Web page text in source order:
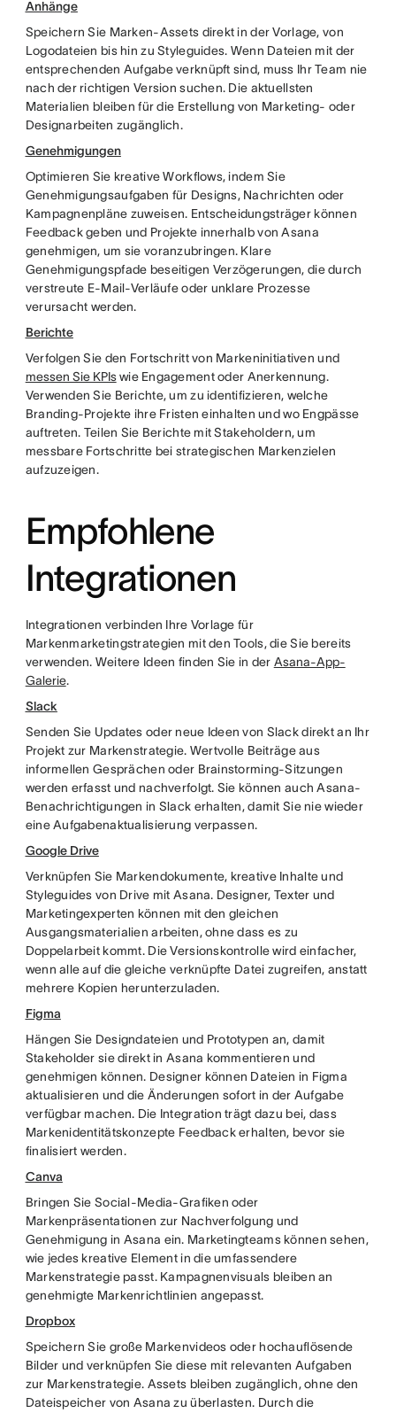
Anhänge
Speichern Sie Marken-Assets direkt in der Vorlage, von
Logodateien bis hin zu Styleguides. Wenn Dateien mit der
entsprechenden Aufgabe verknüpft sind, muss Ihr Team nie
nach der richtigen Version suchen. Die aktuellsten
Materialien bleiben für die Erstellung von Marketing- oder
Designarbeiten zugänglich.
Genehmigungen
Optimieren Sie kreative Workflows, indem Sie
Genehmigungsaufgaben für Designs, Nachrichten oder
Kampagnenpläne zuweisen. Entscheidungsträger können
Feedback geben und Projekte innerhalb von Asana
genehmigen, um sie voranzubringen. Klare
Genehmigungspfade beseitigen Verzögerungen, die durch
verstreute E-Mail-Verläufe oder unklare Prozesse
verursacht werden.
Berichte
Verfolgen Sie den Fortschritt von Markeninitiativen und
messen Sie KPIswie Engagement oder Anerkennung.
Verwenden Sie Berichte, um zu identifizieren, welche
Branding-Projekte ihre Fristen einhalten und wo Engpässe
auftreten. Teilen Sie Berichte mit Stakeholdern, um
messbare Fortschritte bei strategischen Markenzielen
aufzuzeigen.
Empfohlene
Integrationen
Integrationen verbinden Ihre Vorlage für
Markenmarketingstrategien mit den Tools, die Sie bereits
verwenden. Weitere Ideen finden Sie in der Asana-App-
Galerie.
Slack
Senden Sie Updates oder neue Ideen von Slack direkt an Ihr
Projekt zur Markenstrategie. Wertvolle Beiträge aus
informellen Gesprächen oder Brainstorming-Sitzungen
werden erfasst und nachverfolgt. Sie können auch Asana-
Benachrichtigungen in Slack erhalten, damit Sie nie wieder
eine Aufgabenaktualisierung verpassen.
Google Drive
Verknüpfen Sie Markendokumente, kreative Inhalte und
Styleguides von Drive mit Asana. Designer, Texter und
Marketingexperten können mit den gleichen
Ausgangsmaterialien arbeiten, ohne dass es zu
Doppelarbeit kommt. Die Versionskontrolle wird einfacher,
wenn alle auf die gleiche verknüpfte Datei zugreifen, anstatt
mehrere Kopien herunterzuladen.
Figma
Hängen Sie Designdateien und Prototypen an, damit
Stakeholder sie direkt in Asana kommentieren und
genehmigen können. Designer können Dateien in Figma
aktualisieren und die Änderungen sofort in der Aufgabe
verfügbar machen. Die Integration trägt dazu bei, dass
Markenidentitätskonzepte Feedback erhalten, bevor sie
finalisiert werden.
Canva
Bringen Sie Social-Media-Grafiken oder
Markenpräsentationen zur Nachverfolgung und
Genehmigung in Asana ein. Marketingteams können sehen,
wie jedes kreative Element in die umfassendere
Markenstrategie passt. Kampagnenvisuals bleiben an
genehmigte Markenrichtlinien angepasst.
Dropbox
Speichern Sie große Markenvideos oder hochauflösende
Bilder und verknüpfen Sie diese mit relevanten Aufgaben
zur Markenstrategie. Assets bleiben zugänglich, ohne den
Dateispeicher von Asana zu überlasten. Durch die